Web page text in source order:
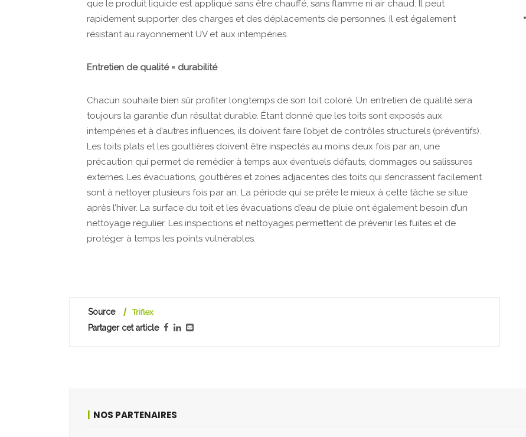
que le produit liquide est appliqué sans être chauffé, sans flamme ni air chaud. Il peut
rapidement supporter des charges et des déplacements de personnes. Il est également
résistant au rayonnement UV et aux intempéries.
Entretien de qualité = durabilité
Chacun souhaite bien sûr profiter longtemps de son toit coloré. Un entretien de qualité sera
toujours la garantie d’un résultat durable. Étant donné que les toits sont exposés aux
intempéries et à d’autres influences, ils doivent faire l’objet de contrôles structurels (préventifs).
Les toits plats et les gouttières doivent être inspectés au moins deux fois par an, une
précaution qui permet de remédier à temps aux éventuels défauts, dommages ou salissures
externes. Les évacuations, gouttières et zones adjacentes des toits qui s’encrassent facilement
sont à nettoyer plusieurs fois par an. La période qui se prête le mieux à cette tâche se situe
après l’hiver. La surface du toit et les évacuations d’eau de pluie ont également besoin d’un
nettoyage régulier. Les inspections et nettoyages permettent de prévenir les fuites et de
protéger à temps les points vulnérables.
Source Triflex
Partager cet article
NOS PARTENAIRES